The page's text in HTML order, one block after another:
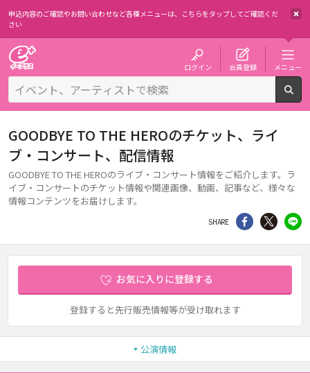
申込内容のご確認やお問い合わせなど各種メニューは、 こちらをタップしてご確認くだ
さい
ログイン 会員登録 メニュー
GOODBYE TO THE HEROのチケット、ライ
ブ・コンサート、配信情報
GOODBYE TO THE HEROのライブ・コンサート情報をご紹介します。ラ
イブ・コンサートのチケット情報や関連画像、動画、記事など、様々な
情報コンテンツをお届けします。
SHARE シェア Twitter
お気に入りに登録する
登録すると先行販売情報等が受け取れます
公演情報